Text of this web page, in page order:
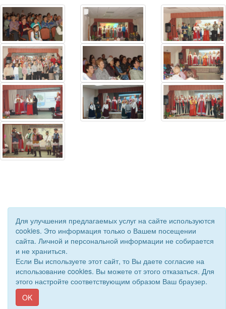
© 2018 - 2026 Подворье . Все права защищены.
Сайт создан при поддержке «Информационная сеть RD
Для улучшения предлагаемых услуг на сайте используются
cookies. Это информация только о Вашем посещении
сайта. Личной и персональной информации не собирается
и не храниться.
Если Вы используете этот сайт, то Вы даете согласие на
использование cookies. Вы можете от этого отказаться. Для
этого настройте соответствующим образом Ваш браузер.
OK